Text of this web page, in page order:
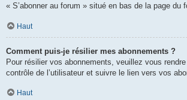
« S’abonner au forum » situé en bas de la page du
Haut
Comment puis-je résilier mes abonnements ?
Pour résilier vos abonnements, veuillez vous
contrôle de l’utilisateur et suivre le lien vers vos
Haut